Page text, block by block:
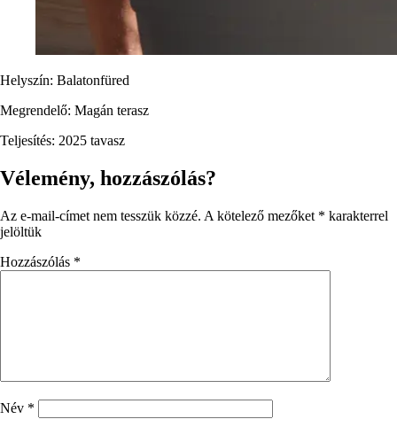
Helyszín: Balatonfüred
Megrendelő: Magán terasz
Teljesítés: 2025 tavasz
Vélemény, hozzászólás?
Az e-mail-címet nem tesszük közzé. A kötelező mezőket * karakterrel
jelöltük
Hozzászólás *
Név *